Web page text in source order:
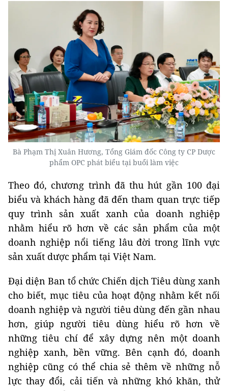
Bà Phạm Thị Xuân Hương, Tổng Giám đốc Công ty CP Dược
phẩm OPC phát biểu tại buổi làm việc
Theo đó, chương trình đã thu hút gần 100 đại
biểu và khách hàng đã đến tham quan trực tiếp
quy trình sản xuất xanh của doanh nghiệp
nhằm hiểu rõ hơn về các sản phẩm của một
doanh nghiệp nổi tiếng lâu đời trong lĩnh vực
sản xuất dược phẩm tại Việt Nam.
Đại diện Ban tổ chức Chiến dịch Tiêu dùng xanh
cho biết, mục tiêu của hoạt động nhằm kết nối
doanh nghiệp và người tiêu dùng đến gần nhau
hơn, giúp người tiêu dùng hiểu rõ hơn về
những tiêu chí để xây dựng nên một doanh
nghiệp xanh, bền vững. Bên cạnh đó, doanh
nghiệp cũng có thể chia sẻ thêm về những nỗ
lực thay đổi, cải tiến và những khó khăn, thử